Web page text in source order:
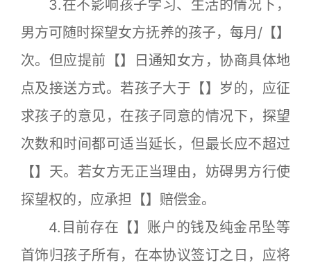
3.在不影响孩子学习、生活的情况下，
男方可随时探望女方抚养的孩子，每月/【】
次。但应提前【】日通知女方，协商具体地
点及接送方式。若孩子大于【】岁的，应征
求孩子的意见，在孩子同意的情况下，探望
次数和时间都可适当延长，但最长应不超过
【】天。若女方无正当理由，妨碍男方行使
探望权的，应承担【】赔偿金。
4.目前存在【】账户的钱及纯金吊坠等
首饰归孩子所有，在本协议签订之日，应将